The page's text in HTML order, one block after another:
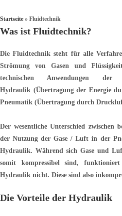
Startseite » Fluidtechnik
Was ist Fluidtechnik?
Die Fluidtechnik steht für alle
Strömung von Gasen und
technischen Anwendungen
Hydraulik (Übertragung der Energie
Pneumatik (Übertragung durch
Der wesentliche Unterschied zwischen
der Nutzung der Gase / Luft in der
Hydraulik. Während sich Gase und
somit kompressibel sind,
Hydraulik nicht. Diese sind also
Die Vorteile der Hydraulik